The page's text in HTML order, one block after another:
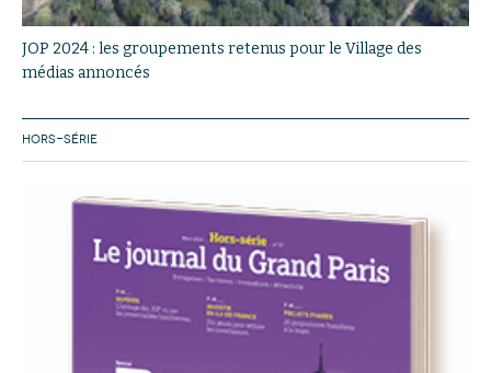
JOP 2024 : les groupements retenus pour le Village des
médias annoncés
HORS-SÉRIE